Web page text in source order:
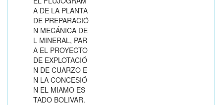
A DE LA PLANTA
DE PREPARACIÓ
N MECÁNICA DE
L MINERAL, PAR
A EL PROYECTO
DE EXPLOTACIÓ
N DE CUARZO E
N LA CONCESIÓ
N EL MIAMO ES
TADO BOLIVAR.